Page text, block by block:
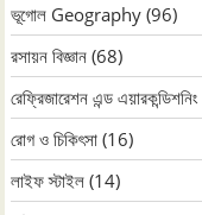
ভূগোল Geography (96)
রসায়ন বিজ্ঞান (68)
রেফ্রিজারেশন এন্ড এয়ারকন্ডিশনিং
রোগ ও চিকিৎসা (16)
লাইফ স্টাইল (14)